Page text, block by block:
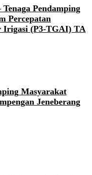
Pendamping
Percepatan
Irigasi (P3-TGAI) TA
Masyarakat
Jeneberang